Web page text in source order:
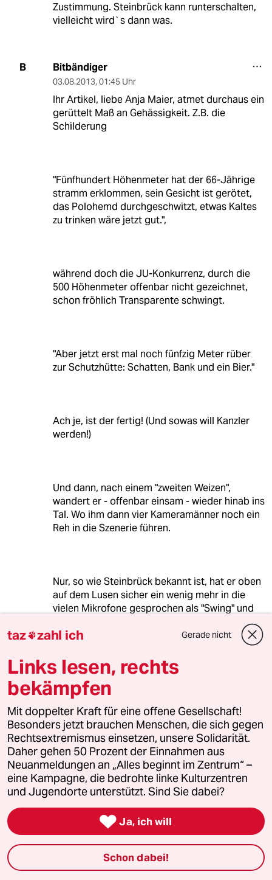
Zustimmung. Steinbrück kann runterschalten,
vielleicht wird`s dann was.
B Bitbändiger
03.08.2013, 01:45 Uhr
Ihr Artikel, liebe Anja Maier, atmet durchaus ein
gerüttelt Maß an Gehässigkeit. Z.B. die
Schilderung
"Fünfhundert Höhenmeter hat der 66-Jährige
stramm erklommen, sein Gesicht ist gerötet,
das Polohemd durchgeschwitzt, etwas Kaltes
zu trinken wäre jetzt gut.",
während doch die JU-Konkurrenz, durch die
500 Höhenmeter offenbar nicht gezeichnet,
schon fröhlich Transparente schwingt.
"Aber jetzt erst mal noch fünfzig Meter rüber
zur Schutzhütte: Schatten, Bank und ein Bier."
Ach je, ist der fertig! (Und sowas will Kanzler
werden!)
Und dann, nach einem "zweiten Weizen",
wandert er - offenbar einsam - wieder hinab ins
Tal. Wo ihm dann vier Kameramänner noch ein
Reh in die Szenerie führen.
Nur, so wie Steinbrück bekannt ist, hat er oben
auf dem Lusen sicher ein wenig mehr in die
vielen Mikrofone gesprochen als "Swing" und
"Drehhofer". Aber darauf einzugehen, wäre dem
poetischen Anliegen der Situationsschilderung
Markus Strobl
02.08.2013,23:39 Uhr
TIPP FÜR STEINBRÜCK
Als Kandidat einer Partei, die wieder ein wenig
nach pragmatisch-links gerückt ist, was
programmatisch aber so wenig zu meinem
persönlichen politischen Profil passt, "wie
Dreck in die Wurscht" (wie mein Opa, ein aus
Bayern stammender Fleischer zu sagen
pflegte), was der Wahlkampagne und den
Umfrageprozenten nicht eben nützt, würde ich
taz zahl ich Gerade nicht
Links lesen, rechts
bekämpfen
Mit doppelter Kraft für eine offene Gesellschaft!
Besonders jetzt brauchen Menschen, die sich gegen
Rechtsextremismus einsetzen, unsere Solidarität.
Daher gehen 50 Prozent der Einnahmen aus
Neuanmeldungen an „Alles beginnt im Zentrum“ –
eine Kampagne, die bedrohte linke Kulturzentren
und Jugendorte unterstützt. Sind Sie dabei?
 Ja, ich will
Schon dabei!